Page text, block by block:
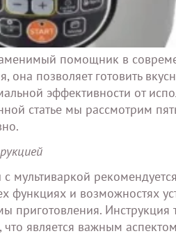
помощник в
она позволяет готовить
эффективности от
статье мы рассмотрим
мультиваркой
функциях и возможностях
приготовления.
что является важным